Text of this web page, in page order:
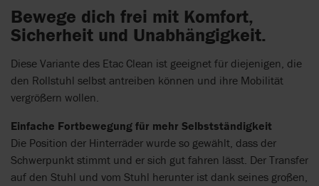
Bewege dich frei mit Komfort,
Sicherheit und Unabhängigkeit.
Diese Variante des Etac Clean ist geeignet für diejenigen, die
den Rollstuhl selbst antreiben können und ihre Mobilität
vergrößern wollen.
Einfache Fortbewegung für mehr Selbstständigkeit
Die Position der Hinterräder wurde so gewählt, dass der
Schwerpunkt stimmt und er sich gut fahren lässt. Der Transfer
auf den Stuhl und vom Stuhl herunter ist dank seines großen,